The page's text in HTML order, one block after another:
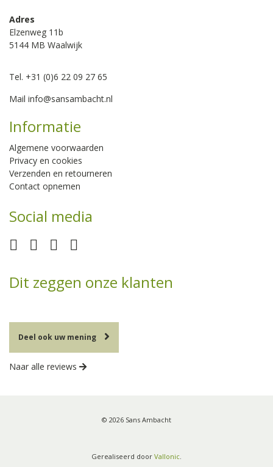
Adres
Elzenweg 11b
5144 MB Waalwijk
Tel. +31 (0)6 22 09 27 65
Mail info@sansambacht.nl
Informatie
Algemene voorwaarden
Privacy en cookies
Verzenden en retourneren
Contact opnemen
Social media
Dit zeggen onze klanten
Deel ook uw mening
Naar alle reviews
© 2026 Sans Ambacht
Gerealiseerd door Vallonic